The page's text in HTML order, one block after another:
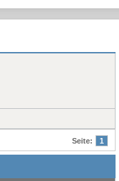
Seite: 1